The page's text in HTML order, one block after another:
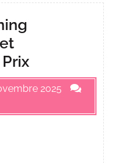
2025